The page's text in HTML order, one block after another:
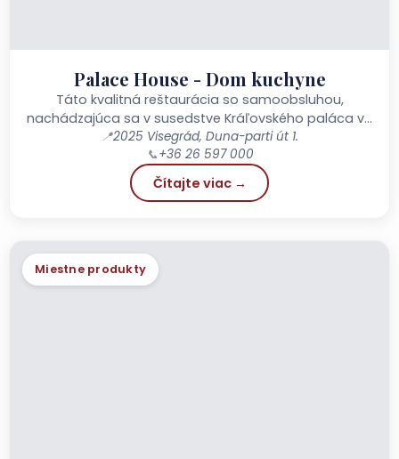
Palace House - Dom kuchyne
Táto kvalitná reštaurácia so samoobsluhou,
nachádzajúca sa v susedstve Kráľovského paláca vo
Visegráde, ponúka v historickom prostredí s
otvorenou kuchyňou tradičné maďarské jedlá a
sezónne...
📍2025 Visegrád, Duna-parti út 1.
📞+36 26 597 000
Čítajte viac →
Miestne produkty